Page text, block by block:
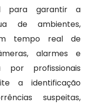
para garantir a
de ambientes,
tempo real de
alarmes e
por profissionais
a identificação
suspeitas,